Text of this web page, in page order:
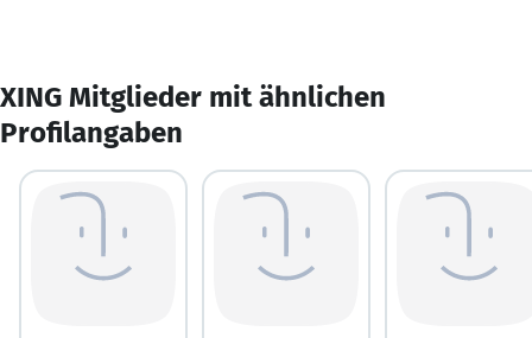
XING Mitglieder mit ähnlichen
Profilangaben